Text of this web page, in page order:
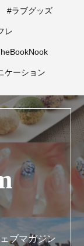
#ラブグッズ
レ
ケーション
ブマガジン